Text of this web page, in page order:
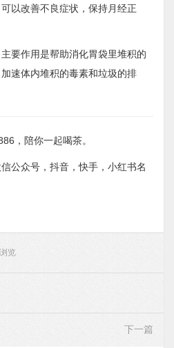
以改善不良症状，保持月经正
要作用是帮助消化胃袋里堆积的
速体内堆积的毒素和垃圾的排
，陪你一起喝茶。
公众号，抖音，快手，小红书名
览
下一篇